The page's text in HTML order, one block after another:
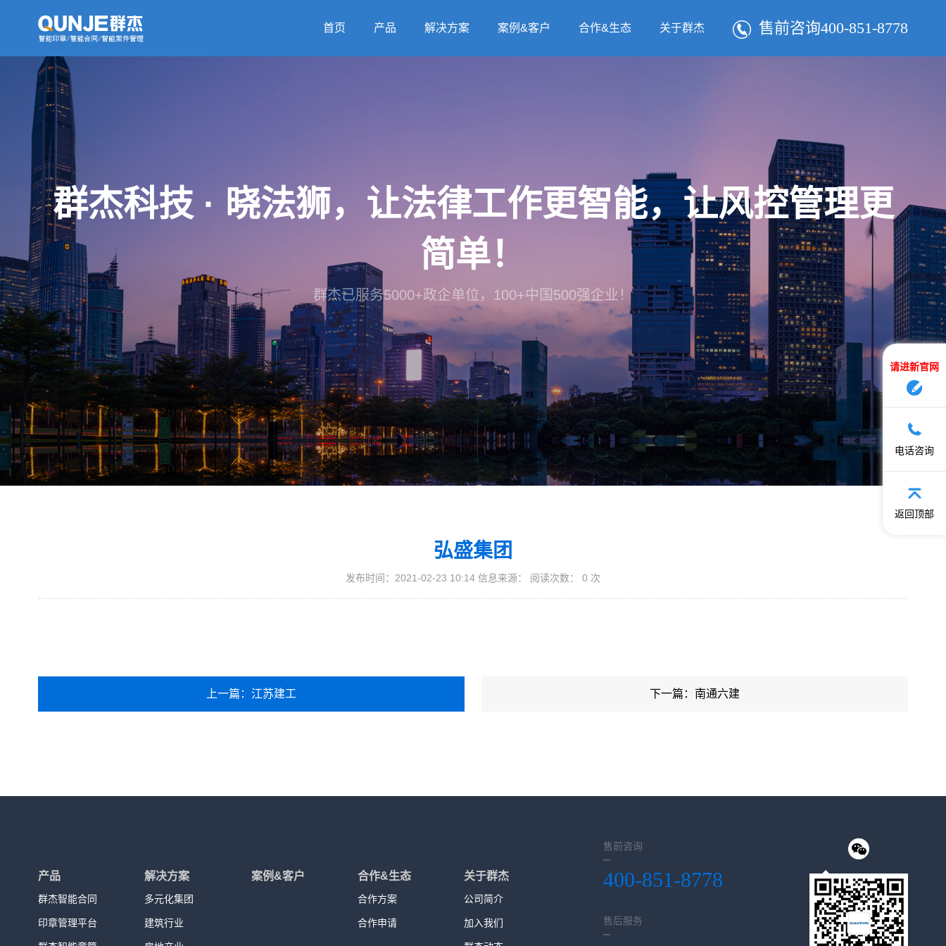
售前咨询400-851-8778
首页 产品 解决方案 案例&客户 合作&生态 关于群杰
群杰科技 · 晓法狮，让法律工作更智能，让风控管理更
简单！
群杰已服务5000+政企单位，100+中国500强企业！
弘盛集团
发布时间：2021-02-23 10:14 信息来源： 阅读次数： 0 次
上一篇：江苏建工 下一篇：南通六建
产品
群杰智能合同
印章管理平台
解决方案
多元化集团
建筑行业
案例&客户 合作&生态
合作方案
合作申请
关于群杰
公司简介
加入我们
售前咨询
400-851-8778
售后服务
请进新官网
电话咨询
返回顶部